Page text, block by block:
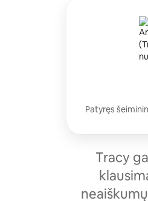
Patyręs
Tracy